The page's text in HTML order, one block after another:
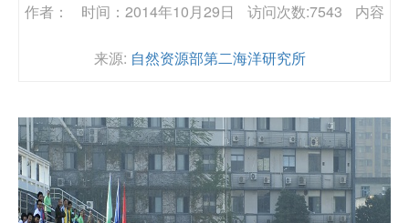
作者： 时间：2014年10月29日 访问次数:7543 内容
来源: 自然资源部第二海洋研究所